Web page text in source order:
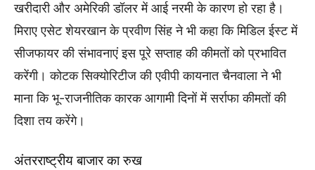
खरीदारी और अमेरिकी डॉलर में आई नरमी के कारण हो रहा है।
मिराए एसेट शेयरखान के प्रवीण सिंह ने भी कहा कि मिडिल ईस्ट में
सीजफायर की संभावनाएं इस पूरे सप्ताह की कीमतों को प्रभावित
करेंगी। कोटक सिक्योरिटीज की एवीपी कायनात चैनवाला ने भी
माना कि भू-राजनीतिक कारक आगामी दिनों में सर्राफा कीमतों की
दिशा तय करेंगे।
अंतरराष्ट्रीय बाजार का रुख